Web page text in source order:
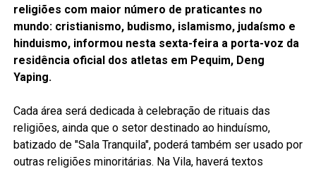
religiões com maior número de praticantes no
mundo: cristianismo, budismo, islamismo, judaísmo e
hinduismo, informou nesta sexta-feira a porta-voz da
residência oficial dos atletas em Pequim, Deng
Yaping.
Cada área será dedicada à celebração de rituais das
religiões, ainda que o setor destinado ao hinduísmo,
batizado de "Sala Tranquila", poderá também ser usado por
outras religiões minoritárias. Na Vila, haverá textos